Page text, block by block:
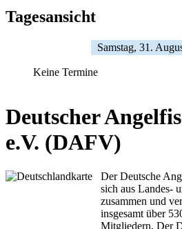
Tagesansicht
Samstag, 31.
Keine Termine
Deutscher
e.V. (DAFV)
Der Deutsche
sich aus Landes-
zusammen und
insgesamt über
Mitgliedern. Der